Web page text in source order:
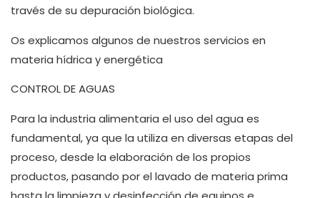
través de su depuración biológica.
Os explicamos algunos de nuestros servicios en
materia hídrica y energética
CONTROL DE AGUAS
Para la industria alimentaria el uso del agua es
fundamental, ya que la utiliza en diversas etapas del
proceso, desde la elaboración de los propios
productos, pasando por el lavado de materia prima